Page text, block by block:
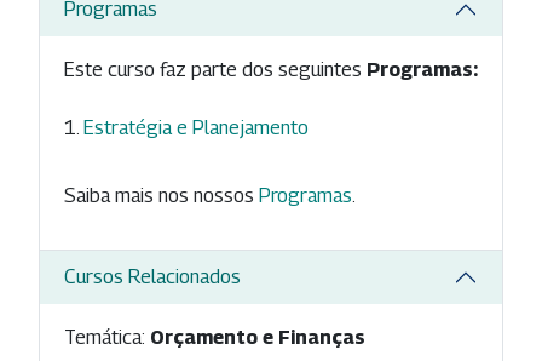
Programas
Este curso faz parte dos seguintes Programas:
Estratégia e Planejamento
Saiba mais nos nossos Programas
Cursos Relacionados
Temática: Orçamento e Finanças